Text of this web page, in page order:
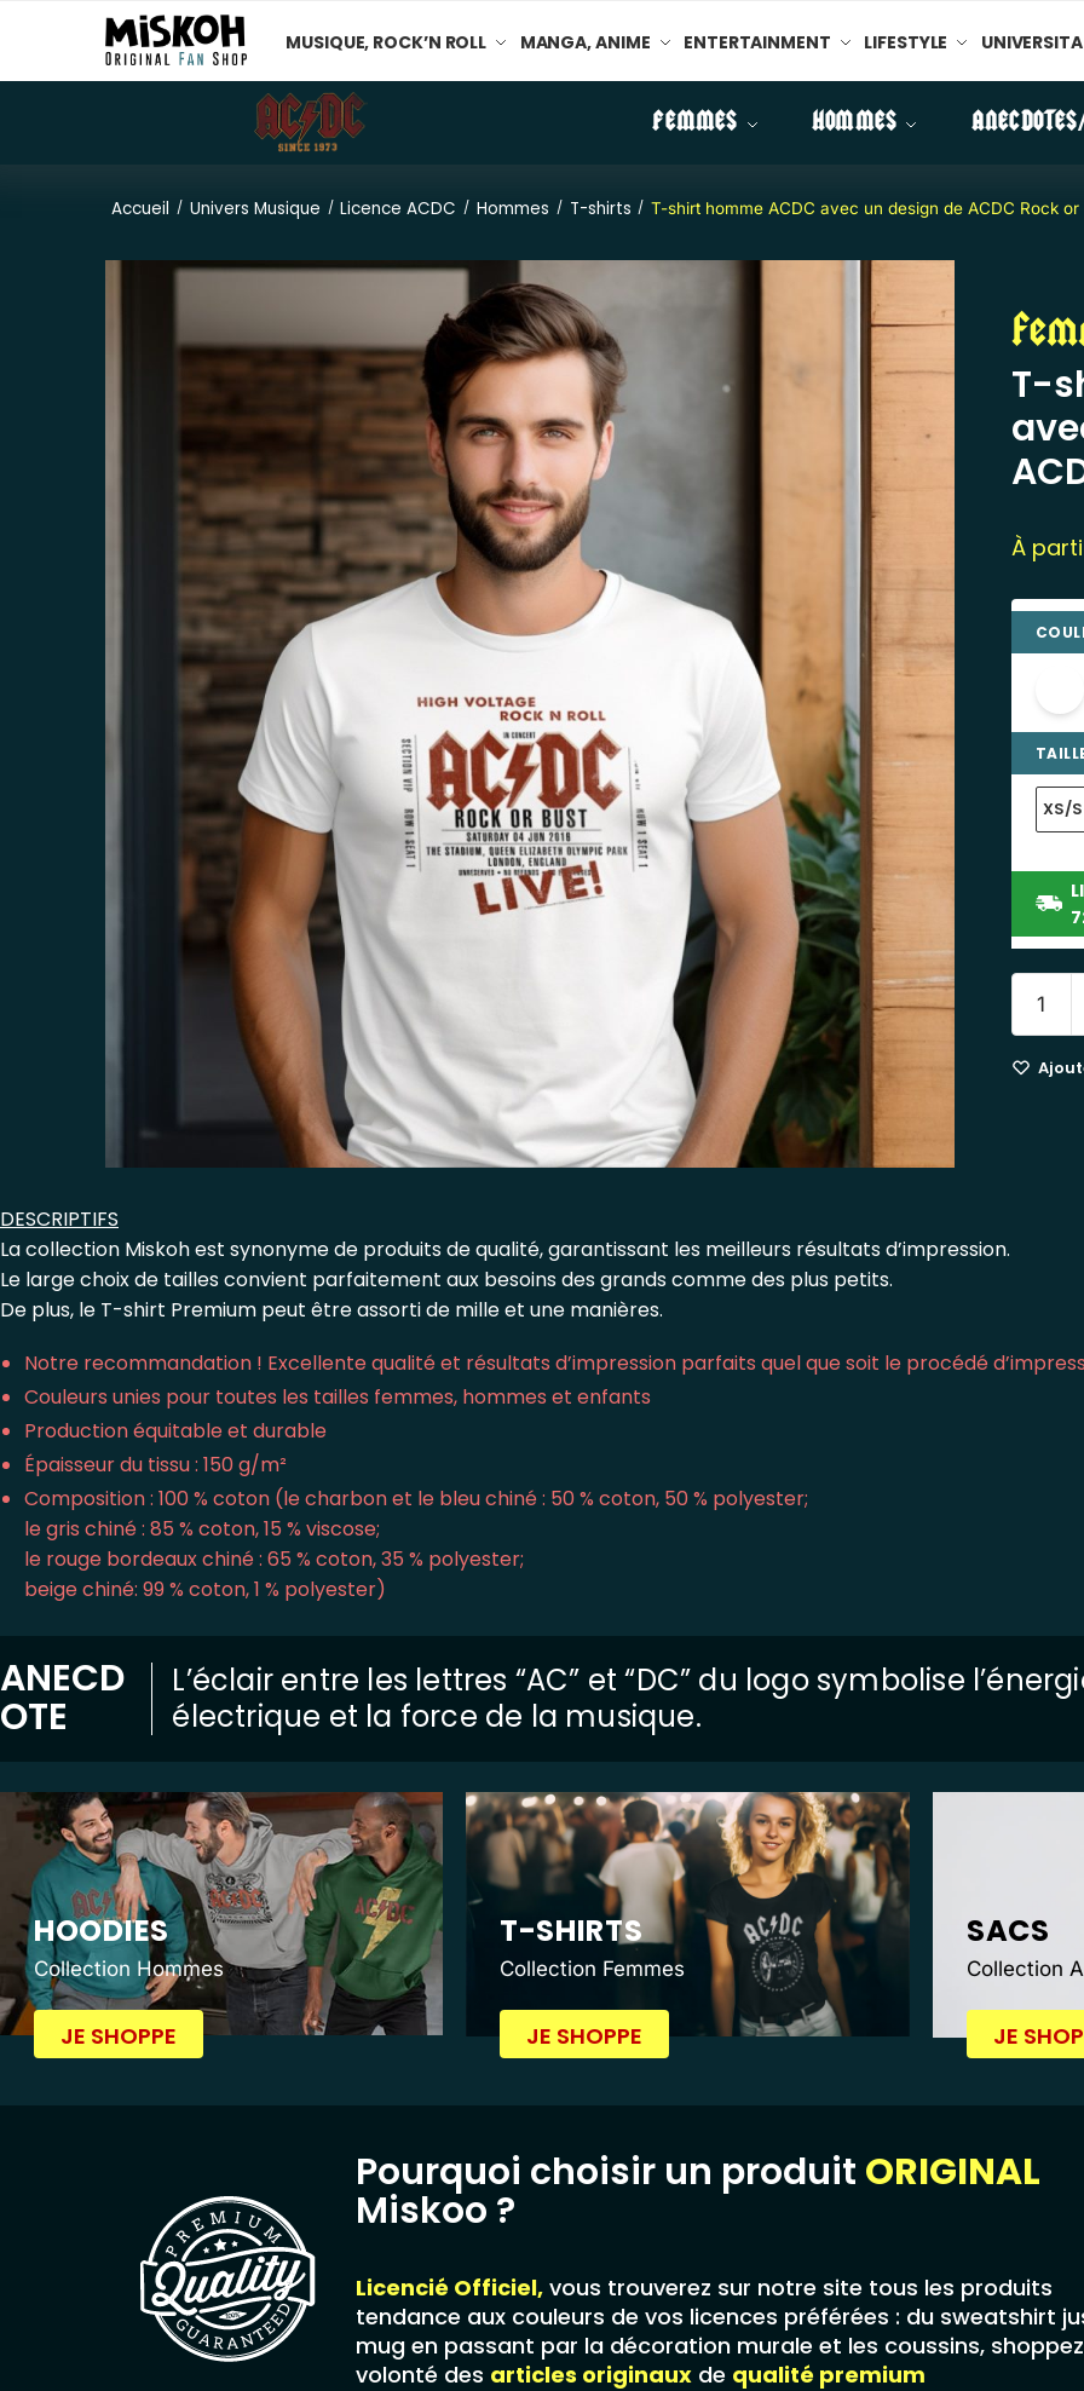
MUSIQUE, ROCK’N ROLL MANGA, ANIME ENTERTAINMENT LIFESTYLE
FEMMES HOMMES
Accueil / Univers Musique / Licence ACDC / Hommes / T-shirts / T-shirt homme ACDC avec un design de ACDC Rock or
T-
À
XS/S
DESCRIPTIFS
La collection Miskoh est synonyme de produits de qualité, garantissant les meilleurs résultats d’impression.
Le large choix de tailles convient parfaitement aux besoins des grands comme des plus petits.
De plus, le T-shirt Premium peut être assorti de mille et une manières.
Notre recommandation ! Excellente qualité et résultats d’impression parfaits quel que soit le procédé
Couleurs unies pour toutes les tailles femmes, hommes et enfants
Production équitable et durable
Épaisseur du tissu : 150 g/m²
Composition : 100 % coton (le charbon et le bleu chiné : 50 % coton, 50 % polyester;
le gris chiné : 85 % coton, 15 % viscose;
le rouge bordeaux chiné : 65 % coton, 35 % polyester;
beige chiné: 99 % coton, 1 % polyester)
ANECD
OTE
L’éclair entre les lettres “AC” et “DC” du logo symbolise
électrique et la force de la musique.
HOODIES
Collection Hommes
JE SHOPPE
T-SHIRTS
Collection Femmes
JE SHOPPE
SACS
Collection
JE
Pourquoi choisir un produit ORIGINAL
Miskoo ?
Licencié Officiel, vous trouverez sur notre site tous les produits
tendance aux couleurs de vos licences préférées : du sweatshirt
mug en passant par la décoration murale et les coussins,
volonté des articles originaux de qualité premium